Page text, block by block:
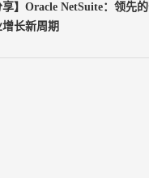
享】Oracle NetSuite：领先的
长新周期